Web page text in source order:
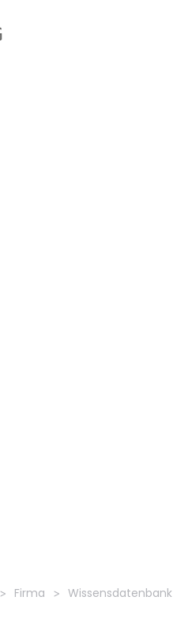
Firma Wissensdatenbank